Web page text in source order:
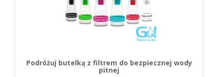
Podróżuj butelką z filtrem do bezpiecznej wody
pitnej